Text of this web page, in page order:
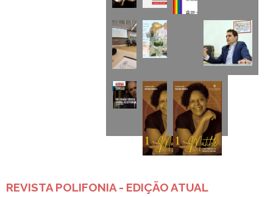
REVISTA POLIFONIA - EDIÇÃO ATUAL